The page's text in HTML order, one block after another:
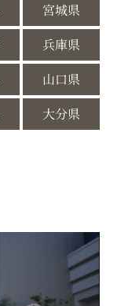
宮城県
兵庫県
山口県
大分県